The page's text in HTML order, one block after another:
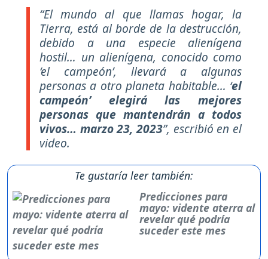
“El mundo al que llamas hogar, la
Tierra, está al borde de la destrucción,
debido a una especie alienígena
hostil… un alienígena, conocido como
‘el campeón’, llevará a algunas
personas a otro planeta habitable… ‘el
campeón’ elegirá las mejores
personas que mantendrán a todos
vivos… marzo 23, 2023”, escribió en el
video.
Te gustaría leer también:
Predicciones para
mayo: vidente aterra al
revelar qué podría
suceder este mes